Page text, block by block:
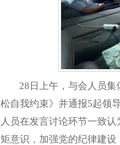
28日上午，与会人员集
松自我约束》并通报5起领
人员在发言讨论环节一致
矩意识，加强党的纪律建设